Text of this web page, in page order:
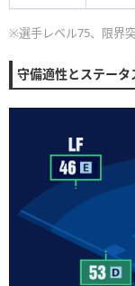
※選手レベル75、限界
守備適性とステー